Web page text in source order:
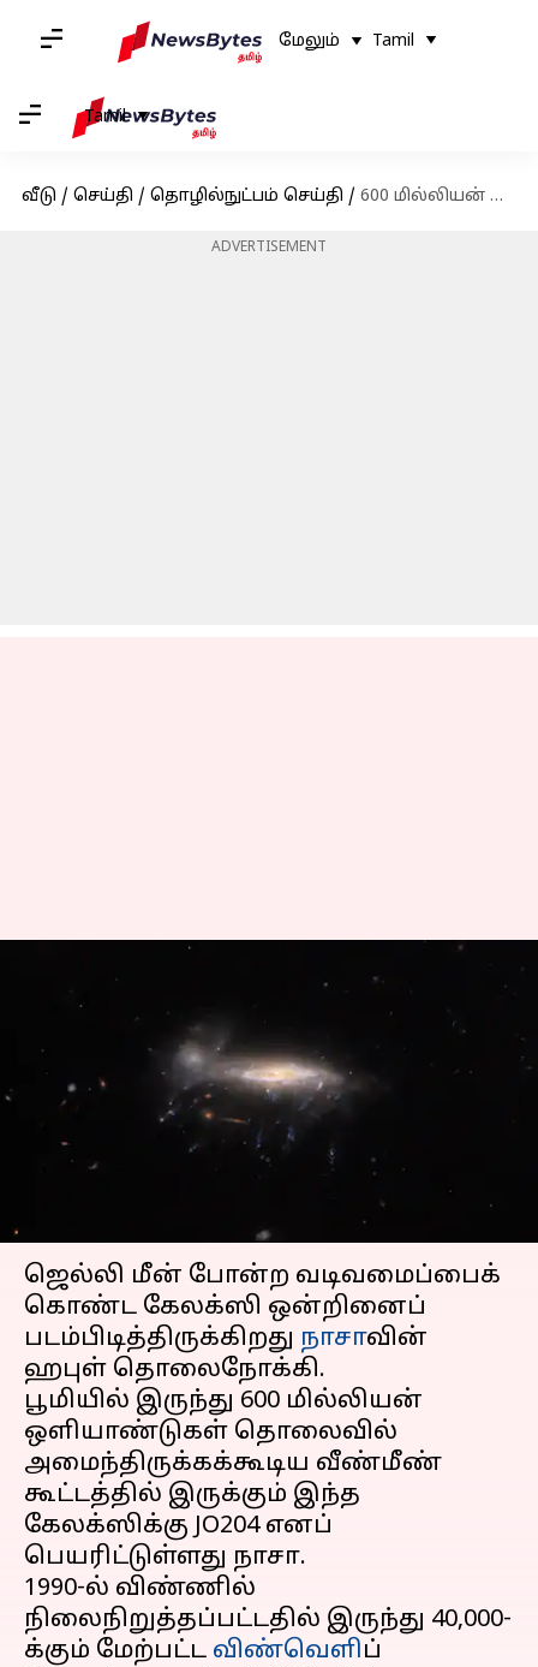
மேலும் Tamil
Tamil
வீடு / செய்தி / தொழில்நுட்பம் செய்தி / 600 மில்லியன் ஒளியாண்டுகள் தொலைவில் உள்ள கேலக்ஸியை படம்பிடித்த நாசா!
ADVERTISEMENT
600 மில்லியன்
ஒளியாண்டுகள்
தொலைவில் உள்ள
கேலக்ஸியை படம்பிடித்த
நாசா!
எழுதியவர் Apr 11, 2023
ஜெல்லி மீன் போன்ற வடிவமைப்பைக்
கொண்ட கேலக்ஸி ஒன்றினைப்
படம்பிடித்திருக்கிறது நாசாவின்
ஹபுள் தொலைநோக்கி.
பூமியில் இருந்து 600 மில்லியன்
ஒளியாண்டுகள் தொலைவில்
அமைந்திருக்கக்கூடிய வீண்மீண்
கூட்டத்தில் இருக்கும் இந்த
கேலக்ஸிக்கு JO204 எனப்
பெயரிட்டுள்ளது நாசா.
1990-ல் விண்ணில்
நிலைநிறுத்தப்பட்டதில் இருந்து 40,000-
க்கும் மேற்பட்ட விண்வெளிப்